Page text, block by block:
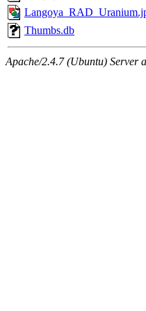
Thumbs.db
Apache/2.4.7 (Ubuntu) Server